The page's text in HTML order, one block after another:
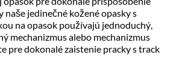
naše jedinečné kožené opasky s
na opasok používajú jednoduchý,
mechanizmus alebo mechanizmus
pre dokonalé zaistenie pracky s track